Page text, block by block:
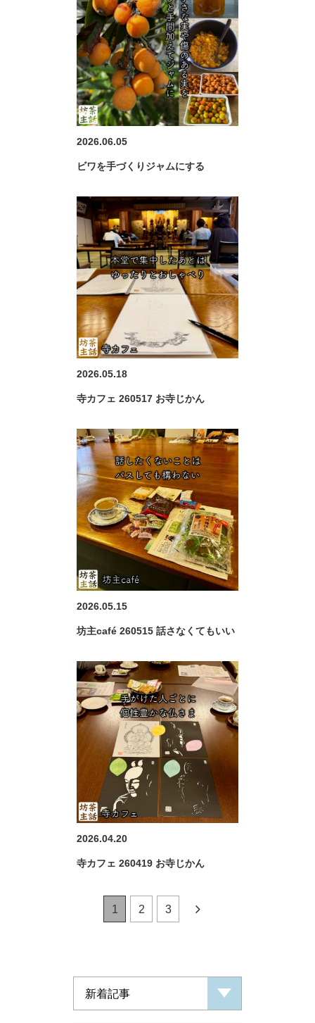
2026.06.05
ビワを手づくりジャムにする
2026.05.18
寺カフェ 260517 お寺じかん
2026.05.15
坊主café 260515 話さなくてもいい
2026.04.20
寺カフェ 260419 お寺じかん
1 2 3